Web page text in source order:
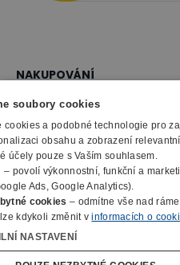
NAKUPOVÁNÍ
Vše o nákupu
Obchodní podmínky
Doprava a montáž
Možnosti platby
Záruka, servis, reklamace
Ochrana osobních údajů
Informace o cookies
Jak nakupovat
SLUŽBY
Naše katalogy
Reklamační formulář
Výroba kancelářského nábytku
Zpracování elektroodpadu
E-Procurement
O FIRMĚ
O nás
Kontakty
Členství v organizacích
Ocenění a certifikáty
© 2010 - 2026 B2B Partner
soubory cookies
cookies a podobné technologie pro
obsahu a zobrazení
účely pouze s Vaším souhlasem.
– povolí výkonnostní, funkční a
Ads, Google Analytics).
cookies – odmítne vše nad
kdykoli změnit vinformacích o
NASTAVENÍ